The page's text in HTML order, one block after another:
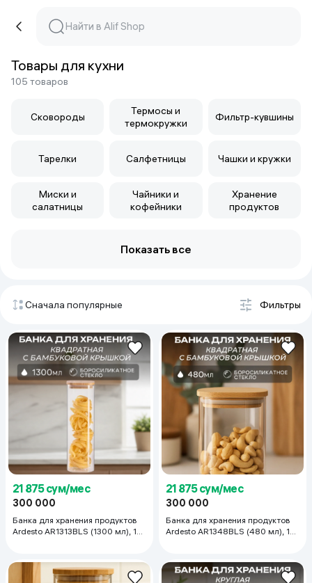
Товары для кухни
105 товаров
Сковороды
Термосы и
термокружки
Фильтр-кувшины
Тарелки Салфетницы Чашки и кружки
Миски и
салатницы
Чайники и
кофейники
Хранение
продуктов
Показать все
Сначала популярные Фильтры
21 875 сум/мес
300 000
Банка для хранения продуктов
Ardesto AR1313BLS (1300 мл), 1
21 875 сум/мес
300 000
Банка для хранения продуктов
Ardesto AR1348BLS (480 мл), 1